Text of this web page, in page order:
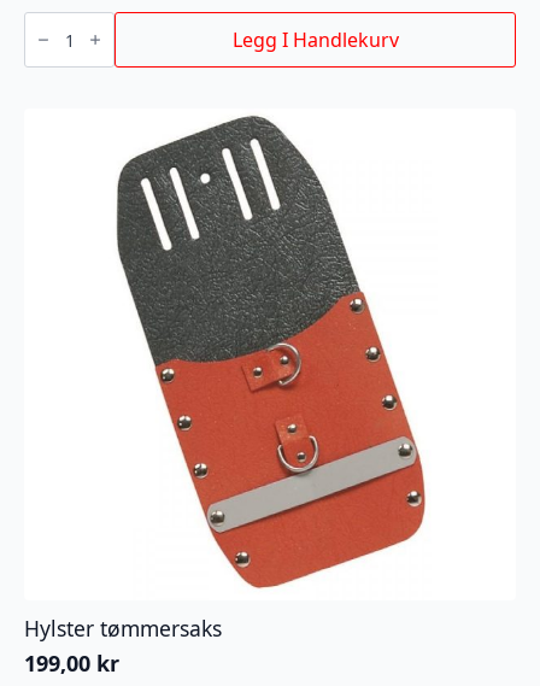
Kombikanne
6/3
Fiordland
antall
Legg I Handlekurv
Hylster tømmersaks
199,00 kr